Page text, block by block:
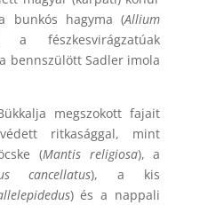
bunkós hagyma (Allium
fészkesvirágzatúak
bennszülött Sadler imola
megszokott fajait
ritkasággal, mint
(Mantis religiosa), a
cancellatus), a kis
) és a nappali